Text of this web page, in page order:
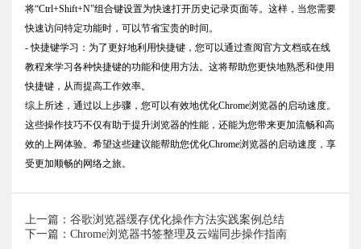
将“Ctrl+Shift+N”组合键设置为快速打开历史记录页面等。这样，当您需要
快速访问特定功能时，可以节省宝贵的时间。
- 快捷键学习：为了更好地利用快捷键，您可以通过查阅官方文档或在线
教程来学习各种快捷键的功能和使用方法。这将帮助您更快地熟悉和使用
快捷键，从而提高工作效率。
综上所述，通过以上步骤，您可以有效地优化Chrome浏览器的启动速度。
这些操作技巧不仅有助于提升浏览器的性能，还能为您带来更加流畅和高
效的上网体验。希望这些建议能帮助您优化Chrome浏览器的启动速度，享
受更加顺畅的网络之旅。
上一篇：谷歌浏览器缓存优化操作方法实践案例总结
下一篇：Chrome浏览器书签整理及云端同步操作指南